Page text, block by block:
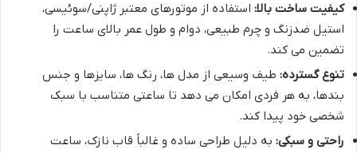
کیفیت ساخت بالا: استفاده از موتورهای معتبر ژاپنی/سوئیسی،
استیل ضدزنگ و چرم طبیعی، دوام و طول عمر بالای ساعت را
تضمین می کند.
تنوع گسترده: طیف وسیعی از مدل ها، رنگ ها، سایزها و جنس
بندها، به هر فردی امکان می دهد تا ساعتی متناسب با سبک
شخصی خود پیدا کند.
راحتی و سبکی: به دلیل طراحی ساده و غالباً قاب نازک، ساعت